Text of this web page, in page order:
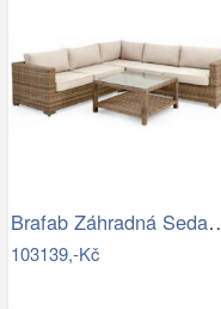
Brafab Záhradná
103139,-Kč